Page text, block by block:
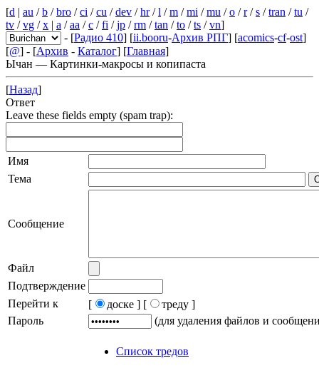
[d | au /b /bro /ci /cu /dev /hr/l /m /mi /mu /o /r/s /tran /tu /
tv /vg /x | a /aa /c /fi /jp /rm /tan /to /ts /vn]
- [Радио 410] [ii.booru-Архив РПГ] [acomics-cf-ost]
[@] - [Архив - Каталог] [Главная]
Ычан — Картинки-макросы и копипаста
[Назад]
Ответ
Leave these fields empty (spam trap):
Имя
Тема
Сообщение
Файл
Подтверждение
Перейти к
[ доске ] [
треду ]
Пароль
(для удаления файлов и
Список тредов